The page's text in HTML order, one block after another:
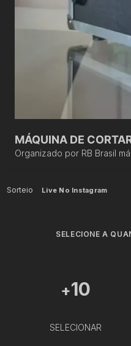
MÁQUINA DE
Organizado por RB Brasil
Sorteio Live No Instagram
SELECIONE A
+10
SELECIONAR